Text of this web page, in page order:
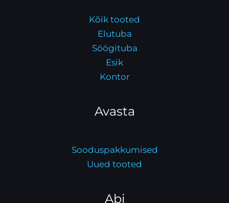
Kõik tooted
Elutuba
Söögituba
Esik
Kontor
Avasta
Sooduspakkumised
Uued tooted
Abi